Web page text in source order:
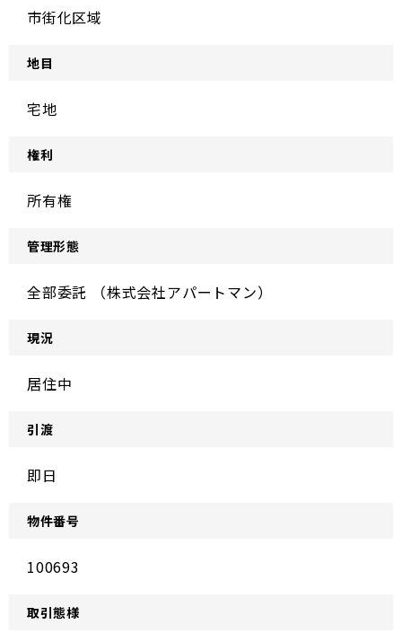
市街化区域
地目
宅地
権利
所有権
管理形態
全部委託 （株式会社アパートマン）
現況
居住中
引渡
即日
物件番号
100693
取引態様